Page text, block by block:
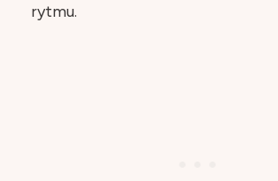
rytmu.